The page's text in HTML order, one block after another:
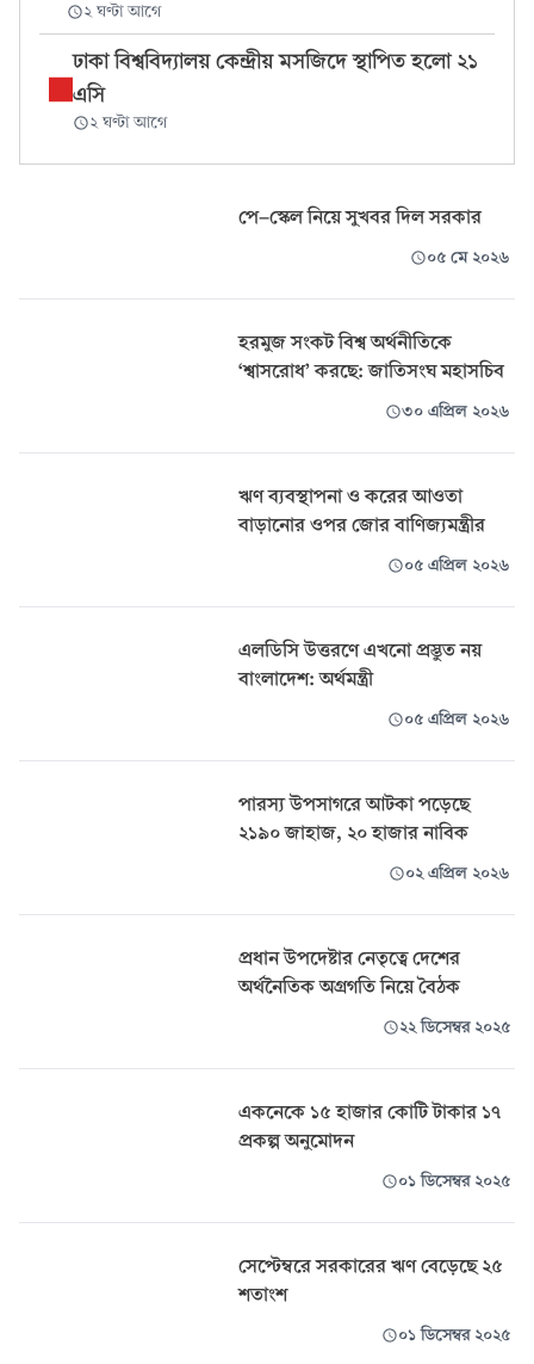
২ ঘণ্টা আগে
ঢাকা বিশ্ববিদ্যালয় কেন্দ্রীয় মসজিদে স্থাপিত হলো ২১
এসি
২ ঘণ্টা আগে
পে-স্কেল নিয়ে সুখবর দিল সরকার
০৫ মে ২০২৬
হরমুজ সংকট বিশ্ব অর্থনীতিকে
‘শ্বাসরোধ’ করছে: জাতিসংঘ মহাসচিব
৩০ এপ্রিল ২০২৬
ঋণ ব্যবস্থাপনা ও করের আওতা
বাড়ানোর ওপর জোর বাণিজ্যমন্ত্রীর
০৫ এপ্রিল ২০২৬
এলডিসি উত্তরণে এখনো প্রস্তুত নয়
বাংলাদেশ: অর্থমন্ত্রী
০৫ এপ্রিল ২০২৬
পারস্য উপসাগরে আটকা পড়েছে
২১৯০ জাহাজ, ২০ হাজার নাবিক
০২ এপ্রিল ২০২৬
প্রধান উপদেষ্টার নেতৃত্বে দেশের
অর্থনৈতিক অগ্রগতি নিয়ে বৈঠক
২২ ডিসেম্বর ২০২৫
একনেকে ১৫ হাজার কোটি টাকার ১৭
প্রকল্প অনুমোদন
০১ ডিসেম্বর ২০২৫
সেপ্টেম্বরে সরকারের ঋণ বেড়েছে ২৫
শতাংশ
০১ ডিসেম্বর ২০২৫